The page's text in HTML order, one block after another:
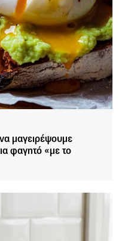
μαγειρέψουμε
φαγητό «με το